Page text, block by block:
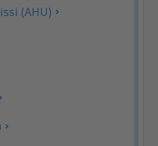
(AHU)